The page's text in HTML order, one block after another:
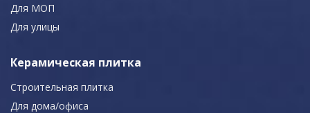
Для МОП
Для улицы
Керамическая плитка
Строительная плитка
Для дома/офиса